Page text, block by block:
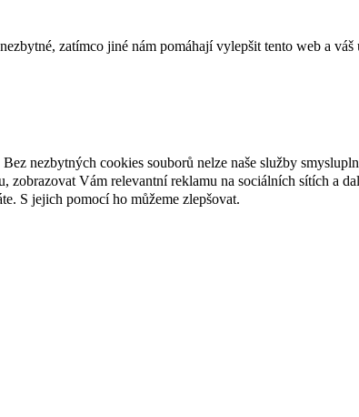
zatímco jiné nám pomáhají vylepšit tento web a
nezbytných cookies souborů nelze naše služby
zobrazovat Vám relevantní reklamu na sociálních sítích a
S jejich pomocí ho můžeme zlepšovat.